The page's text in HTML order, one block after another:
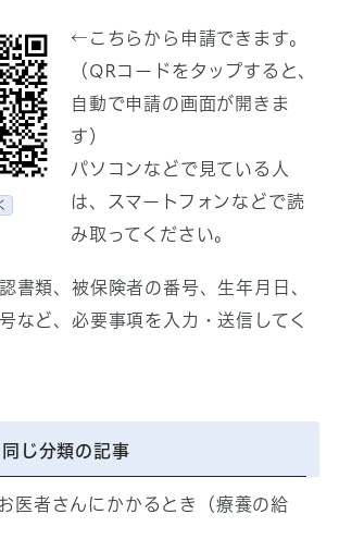
←こちらから申請できます。
（QRコードをタップすると、
自動で申請の画面が開きま
す）
パソコンなどで見ている人
は、スマートフォンなどで読
み取ってください。
書類、被保険者の番号、生年月日、
など、必要事項を入力・送信してく
じ分類の記事
医者さんにかかるとき（療養の給